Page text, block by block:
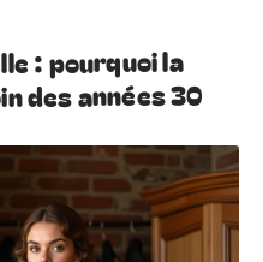
: pourquoi la
des années 30